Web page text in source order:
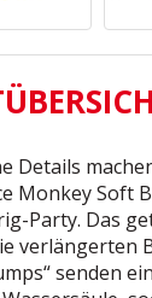
Details
Monkey Soft
Party. Das
verlängerten
senden